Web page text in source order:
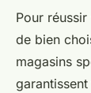
Pour
de bien
magasins